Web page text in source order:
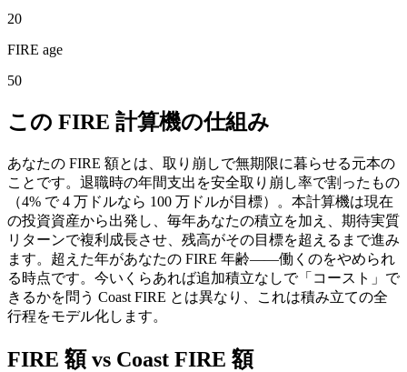
20
FIRE age
50
この FIRE 計算機の仕組み
あなたの FIRE 額とは、取り崩しで無期限に暮らせる元本の
ことです。退職時の年間支出を安全取り崩し率で割ったもの
（4% で 4 万ドルなら 100 万ドルが目標）。本計算機は現在
の投資資産から出発し、毎年あなたの積立を加え、期待実質
リターンで複利成長させ、残高がその目標を超えるまで進み
ます。超えた年があなたの FIRE 年齢——働くのをやめられ
る時点です。今いくらあれば追加積立なしで「コースト」で
きるかを問う Coast FIRE とは異なり、これは積み立ての全
行程をモデル化します。
FIRE 額 vs Coast FIRE 額